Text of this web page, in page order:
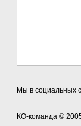
Мы в социальных
КО-команда ©